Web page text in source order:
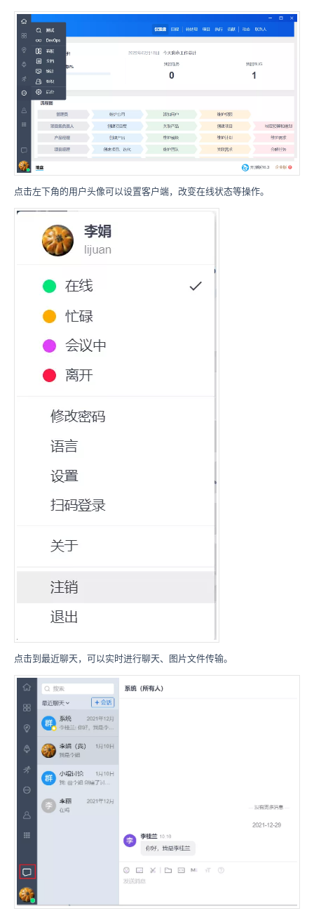
点击左下角的用户头像可以设置客户端，改变在线状态等操作。
点击到最近聊天，可以实时进行聊天、图片文件传输。